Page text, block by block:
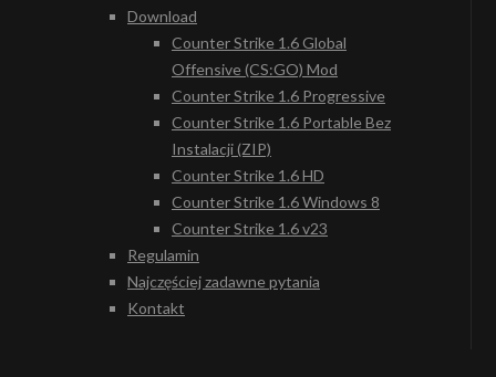
Download
Counter Strike 1.6 Global
Offensive (CS:GO) Mod
Counter Strike 1.6 Progressive
Counter Strike 1.6 Portable Bez
Instalacji (ZIP)
Counter Strike 1.6 HD
Counter Strike 1.6 Windows 8
Counter Strike 1.6 v23
Regulamin
Najczęściej zadawne pytania
Kontakt